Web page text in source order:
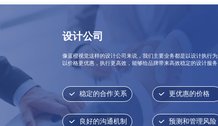
设计公司
像蓝橙视觉这样的设计公司来说，我们主要业务都是以设计执行
以价格更优惠，执行更高效，能够给品牌带来高效稳定的设计服
稳定的合作关系 更优惠的价格
良好的沟通机制 预测和管理风险